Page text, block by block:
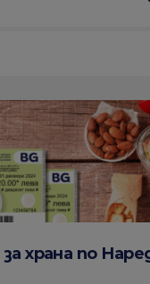
храна по